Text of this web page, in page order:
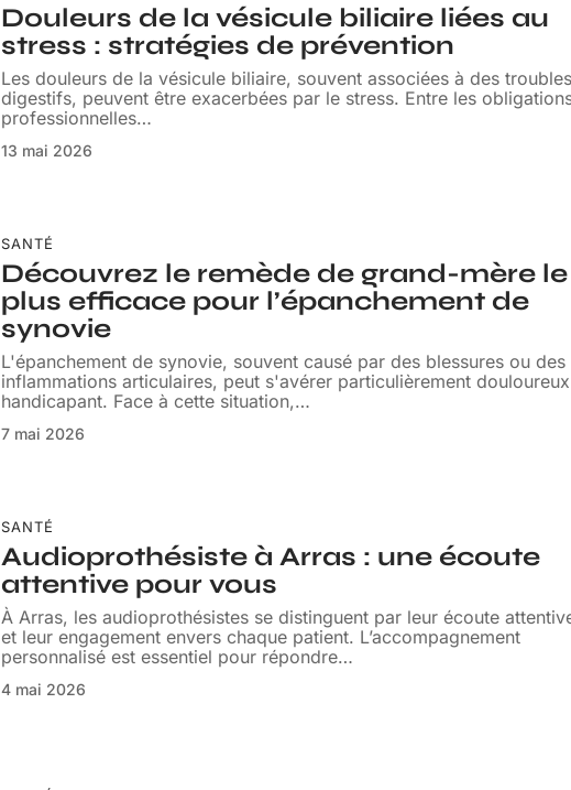
Douleurs de la vésicule biliaire liées au
stress : stratégies de prévention
Les douleurs de la vésicule biliaire, souvent associées à des troubles
digestifs, peuvent être exacerbées par le stress. Entre les
professionnelles…
13 mai 2026
SANTÉ
Découvrez le remède de grand-mère le
plus efficace pour l’épanchement de
synovie
L'épanchement de synovie, souvent causé par des blessures ou des
inflammations articulaires, peut s'avérer particulièrement
handicapant. Face à cette situation,…
7 mai 2026
SANTÉ
Audioprothésiste à Arras : une écoute
attentive pour vous
À Arras, les audioprothésistes se distinguent par leur écoute
et leur engagement envers chaque patient. L’accompagnement
personnalisé est essentiel pour répondre…
4 mai 2026